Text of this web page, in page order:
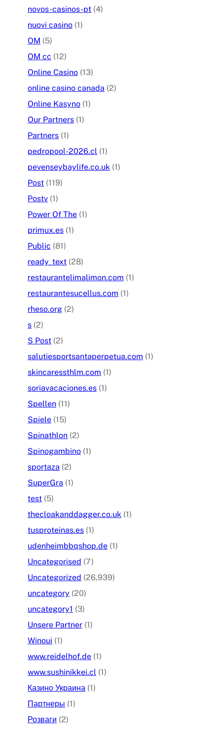
novos-casinos-pt (4)
nuovi casino (1)
OM (5)
OM cc (12)
Online Casino (13)
online casino canada (2)
Online Kasyno (1)
Our Partners (1)
Partners (1)
pedropool-2026.cl (1)
pevenseybaylife.co.uk (1)
Post (119)
Postv (1)
Power Of The (1)
primux.es (1)
Public (81)
ready_text (28)
restaurantelimalimon.com (1)
restaurantesucellus.com (1)
rheso.org (2)
s (2)
S Post (2)
salutiesportsantaperpetua.com (1)
skincaressthlm.com (1)
soriavacaciones.es (1)
Spellen (11)
Spiele (15)
Spinathlon (2)
Spinogambino (1)
sportaza (2)
SuperGra (1)
test (5)
thecloakanddagger.co.uk (1)
tusproteinas.es (1)
udenheimbbqshop.de (1)
Uncategorised (7)
Uncategorized (26,939)
uncategory (20)
uncategory1 (3)
Unsere Partner (1)
Winoui (1)
www.reidelhof.de (1)
www.sushinikkei.cl (1)
Казино Украина (1)
Партнеры (1)
Розваги (2)